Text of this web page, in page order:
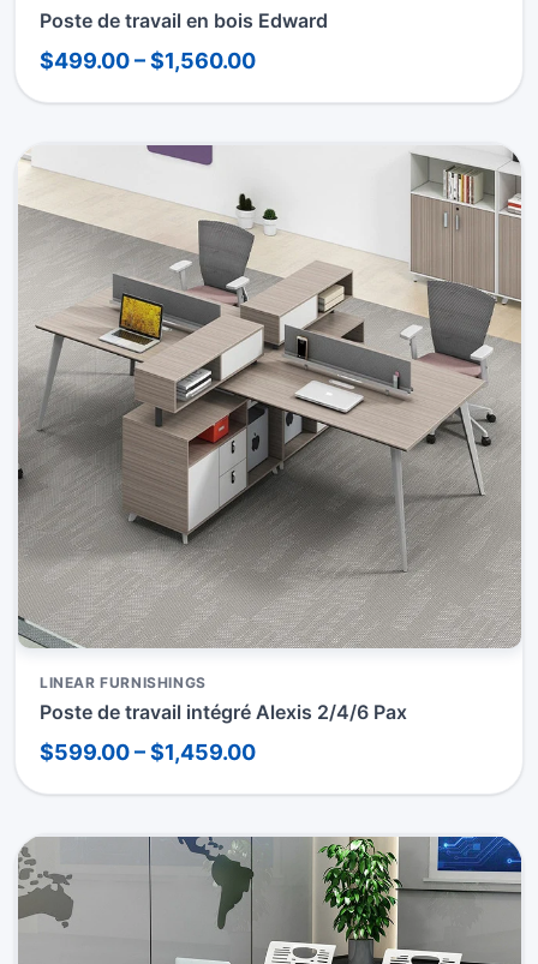
Poste de travail en bois Edward
$499.00 – $1,560.00
LINEAR FURNISHINGS
Poste de travail intégré Alexis 2/4/6 Pax
$599.00 – $1,459.00